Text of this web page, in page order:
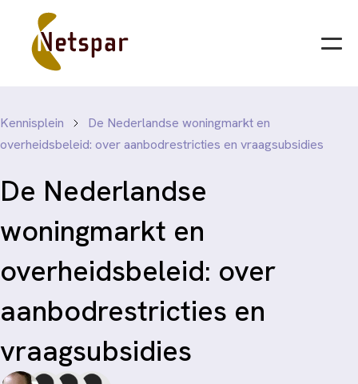
Kennisplein
De Nederlandse woningmarkt en
overheidsbeleid: over aanbodrestricties en vraagsubsidies
De Nederlandse
woningmarkt en
overheidsbeleid: over
aanbodrestricties en
vraagsubsidies